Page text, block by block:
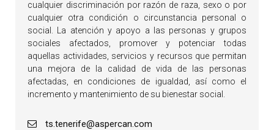
cualquier discriminación por razón de raza, sexo o por
cualquier otra condición o circunstancia personal o
social. La atención y apoyo a las personas y grupos
sociales afectados, promover y potenciar todas
aquellas actividades, servicios y recursos que permitan
una mejora de la calidad de vida de las personas
afectadas, en condiciones de igualdad, así como el
incremento y mantenimiento de su bienestar social.
ts.tenerife@aspercan.com